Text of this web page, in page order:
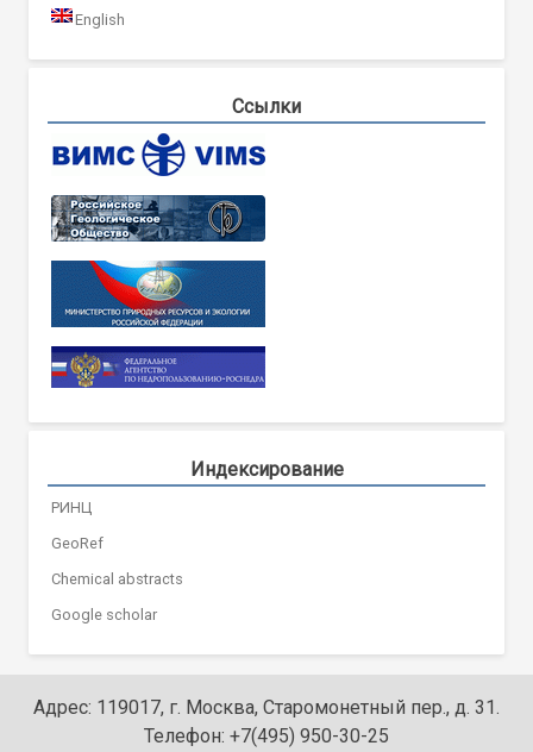
English
Ссылки
Индексирование
РИНЦ
GeoRef
Chemical abstracts
Google scholar
Адрес: 119017, г. Москва, Старомонетный пер., д. 31.
Телефон: +7(495) 950-30-25